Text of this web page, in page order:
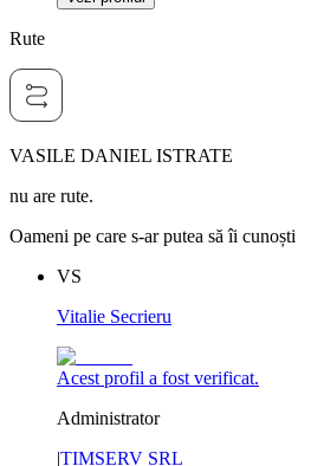
Rute
VASILE DANIEL ISTRATE
nu are rute.
Oameni pe care s-ar putea să îi cunoști
VS
Vitalie Secrieru
Acest profil a fost verificat.
Administrator
|TIMSERV SRL